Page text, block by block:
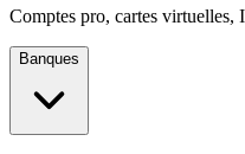
Comptes pro, cartes
Banques